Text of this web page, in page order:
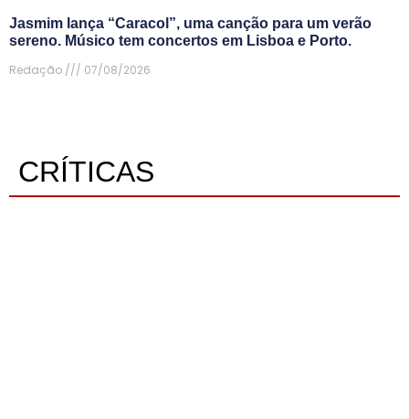
Jasmim lança “Caracol”, uma canção para um verão
sereno. Músico tem concertos em Lisboa e Porto.
Redação
07/08/2026
CRÍTICAS